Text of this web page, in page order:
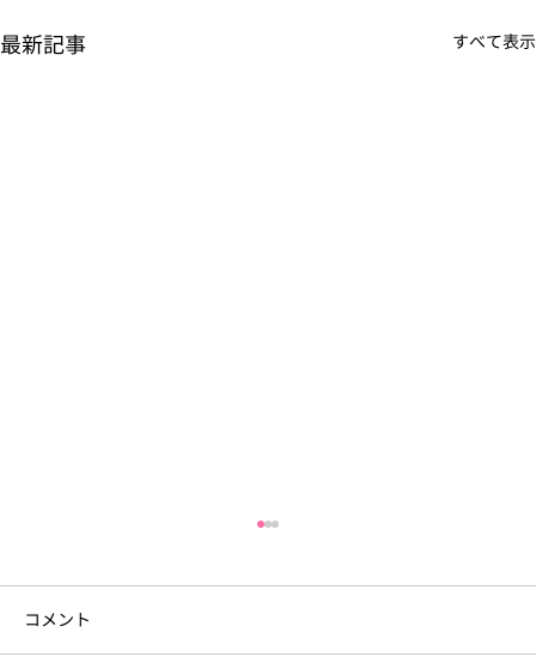
最新記事 すべて表示
コメント